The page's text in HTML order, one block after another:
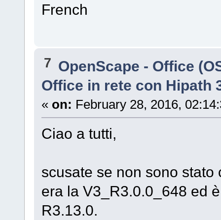
French
7 OpenScape - Office
Office in rete con Hipath
« on: February 28, 2016,
Ciao a tutti,
scusate se non sono
era la V3_R3.0.0_648 ed
R3.13.0.